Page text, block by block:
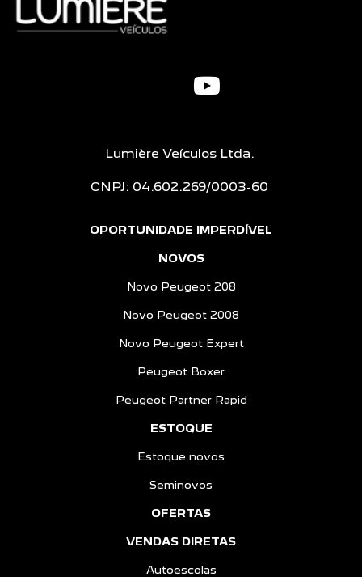
Lumière Veículos Ltda.
CNPJ: 04.602.269/0003-60
OPORTUNIDADE IMPERDÍVEL
NOVOS
Novo Peugeot 208
Novo Peugeot 2008
Novo Peugeot Expert
Peugeot Boxer
Peugeot Partner Rapid
ESTOQUE
Estoque novos
Seminovos
OFERTAS
VENDAS DIRETAS
Autoescolas